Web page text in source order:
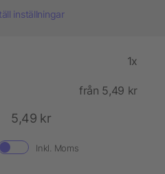
inställningar
1x
från 5,49 kr
5,49 kr
Inkl. Moms